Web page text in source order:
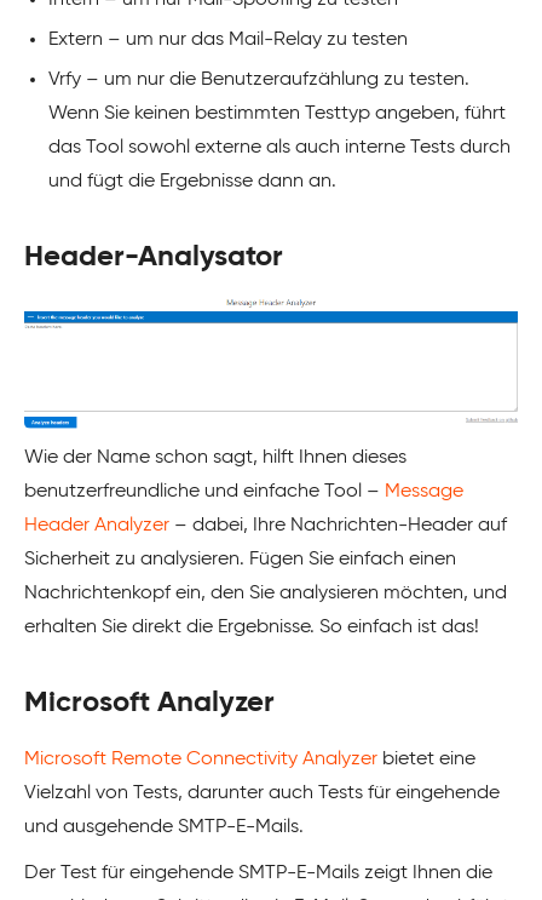
Extern – um nur das Mail-Relay zu testen
Vrfy – um nur die Benutzeraufzählung zu testen.
Wenn Sie keinen bestimmten Testtyp angeben, führt
das Tool sowohl externe als auch interne Tests durch
und fügt die Ergebnisse dann an.
Header-Analysator
Wie der Name schon sagt, hilft Ihnen dieses
benutzerfreundliche und einfache Tool – Message
Header Analyzer – dabei, Ihre Nachrichten-Header auf
Sicherheit zu analysieren. Fügen Sie einfach einen
Nachrichtenkopf ein, den Sie analysieren möchten, und
erhalten Sie direkt die Ergebnisse. So einfach ist das!
Microsoft Analyzer
Microsoft Remote Connectivity Analyzer bietet eine
Vielzahl von Tests, darunter auch Tests für eingehende
und ausgehende SMTP-E-Mails.
Der Test für eingehende SMTP-E-Mails zeigt Ihnen die